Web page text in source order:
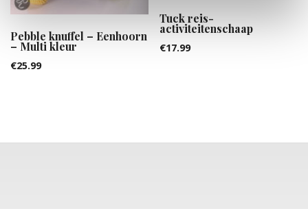
Pebble knuffel – Eenhoorn
– Multi kleur
€25.99
Tuck reis-
activiteitenschaap
€17.99